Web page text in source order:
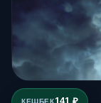
КЕШБЕК